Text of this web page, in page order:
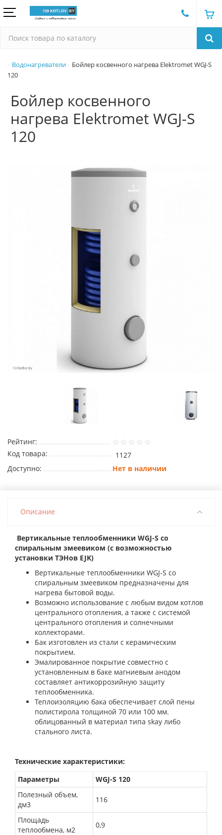
Водонагреватели
Бойлер косвенного нагрева Elektromet WGJ-S
120
Бойлер косвенного
нагрева Elektromet WGJ-S
120
Рейтинг:
Код товара:
1127
Доступно:
Нет в наличии
Описание
Вертикальные теплообменники WGJ-S со
спиральным змеевиком (с возможностью
установки ТЭНов EJK)
Вертикальные теплообменники WGJ-S со
спиральным змеевиком предназначены для
нагрева бытовой воды.
Возможно использование с любым видом котлов
центрального отопления, а также с системой
центрального отопления и солнечными
коллекторами.
Бак изготовлен из стали с керамическим
покрытием.
Эмалированное покрытие совместно с
установленным в баке магниевым анодом
составляет антикоррозийную защиту
теплообменника.
Теплоизоляцию бака обеспечивает слой пены
полистирола толщиной 70 или 100 мм.
облицованный в материал типа skay либо
стального листа.
Технические характеристики:
Параметры
WGJ-S 120
Полезный объем,
дм3
116
Площадь
теплообмена, м2
0,9